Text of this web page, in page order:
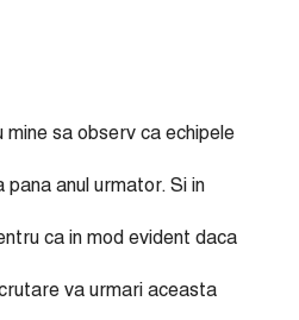
sa observ ca echipele
anul urmator. Si in
ca in mod evident daca
va urmari aceasta